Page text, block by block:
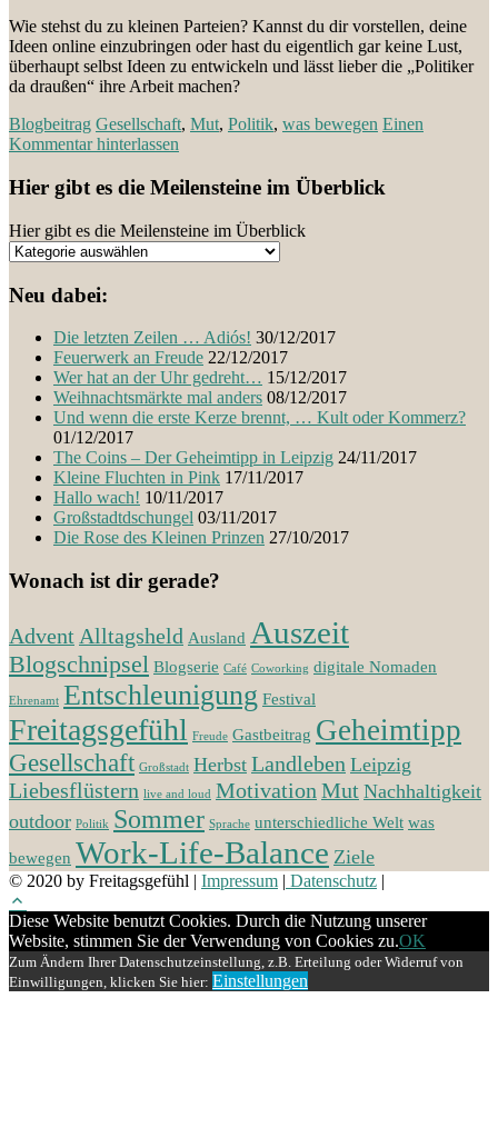
Wie stehst du zu kleinen Parteien? Kannst du dir vorstellen, deine
Ideen online einzubringen oder hast du eigentlich gar keine Lust,
überhaupt selbst Ideen zu entwickeln und lässt lieber die „Politiker
da draußen“ ihre Arbeit machen?
Blogbeitrag Gesellschaft, Mut, Politik, was bewegen Einen
Kommentar hinterlassen
Hier gibt es die Meilensteine im Überblick
Hier gibt es die Meilensteine im Überblick
Neu dabei:
Die letzten Zeilen … Adiós! 30/12/2017
Feuerwerk an Freude 22/12/2017
Wer hat an der Uhr gedreht… 15/12/2017
Weihnachtsmärkte mal anders 08/12/2017
Und wenn die erste Kerze brennt, … Kult oder Kommerz?
01/12/2017
The Coins – Der Geheimtipp in Leipzig 24/11/2017
Kleine Fluchten in Pink 17/11/2017
Hallo wach! 10/11/2017
Großstadtdschungel 03/11/2017
Die Rose des Kleinen Prinzen 27/10/2017
Wonach ist dir gerade?
Advent Alltagsheld Ausland Auszeit
Blogschnipsel Blogserie Café Coworking digitale Nomaden
Ehrenamt Entschleunigung Festival
Freitagsgefühl Freude Gastbeitrag Geheimtipp
Gesellschaft Großstadt Herbst Landleben Leipzig
Liebesflüstern live and loud Motivation Mut Nachhaltigkeit
outdoor Politik Sommer Sprache unterschiedliche Welt was
bewegen Work-Life-Balance Ziele
© 2020 by Freitagsgefühl | Impressum | Datenschutz |
Diese Website benutzt Cookies. Durch die Nutzung unserer
Website, stimmen Sie der Verwendung von Cookies zu.OK
Zum Ändern Ihrer Datenschutzeinstellung, z.B. Erteilung oder Widerruf von
Einwilligungen, klicken Sie hier: Einstellungen